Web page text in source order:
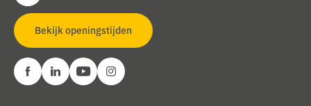
Bekijk openingstijden